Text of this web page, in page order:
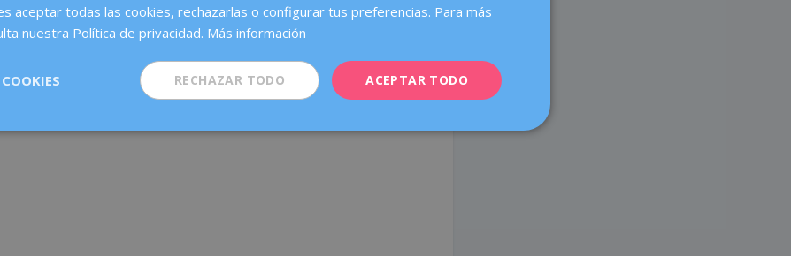
y jengibre
CATALÀ
FRENCH
aceptar todas las cookies, rechazarlas o configurar tus preferencias. Para más
nuestra Política de privacidad. Más información
ACEPTAR TODO
RECHAZAR TODO